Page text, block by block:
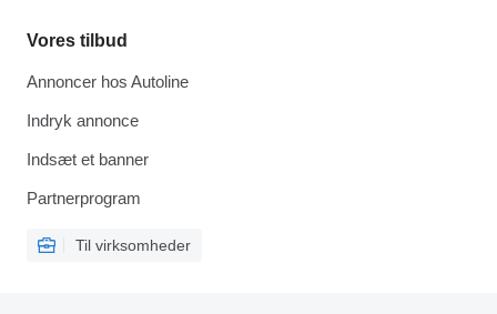
Vores tilbud
Annoncer hos Autoline
Indryk annonce
Indsæt et banner
Partnerprogram
Til virksomheder